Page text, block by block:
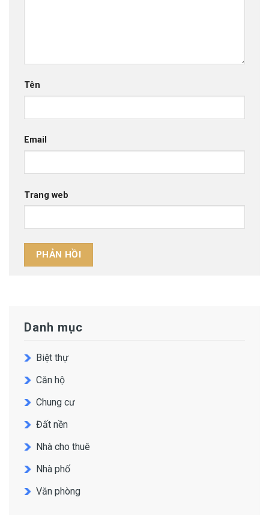
Tên
Email
Trang web
Danh mục
Biệt thự
Căn hộ
Chung cư
Đất nền
Nhà cho thuê
Nhà phố
Văn phòng